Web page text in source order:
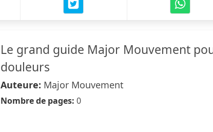
Le grand guide Major Mouvement
douleurs
Auteure: Major Mouvement
Nombre de pages: 0